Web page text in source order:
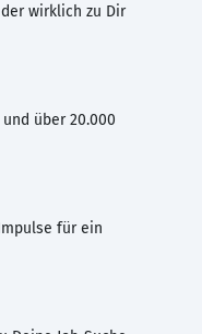
wirklich zu Dir
über 20.000
für ein